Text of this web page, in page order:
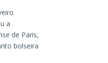
a
de Paris,
bolseira